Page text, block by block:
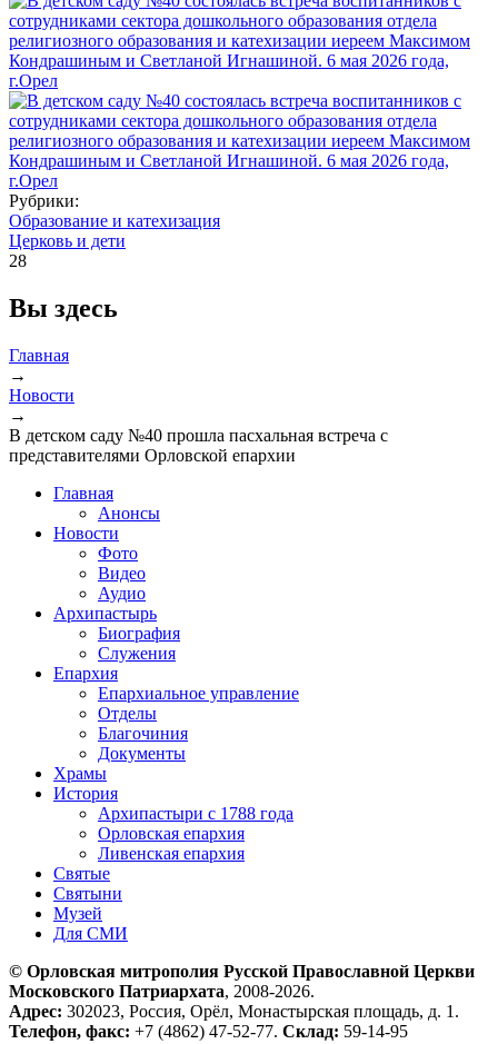
Рубрики:
Образование и катехизация
Церковь и дети
28
Вы здесь
Главная
→
Новости
→
В детском саду №40 прошла пасхальная встреча с
представителями Орловской епархии
Главная
Анонсы
Новости
Фото
Видео
Аудио
Архипастырь
Биография
Служения
Епархия
Епархиальное управление
Отделы
Благочиния
Документы
Храмы
История
Архипастыри с 1788 года
Орловская епархия
Ливенская епархия
Святые
Святыни
Музей
Для СМИ
© Орловская митрополия Русской Православной Церкви
Московского Патриархата, 2008-2026.
Адрес: 302023, Россия, Орёл, Монастырская площадь, д. 1.
Телефон, факс: +7 (4862) 47-52-77. Склад: 59-14-95